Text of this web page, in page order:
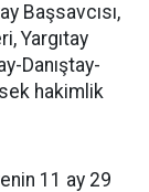
Başsavcısı,
Yargıtay
Danıştay-
hakimlik
11 ay 29